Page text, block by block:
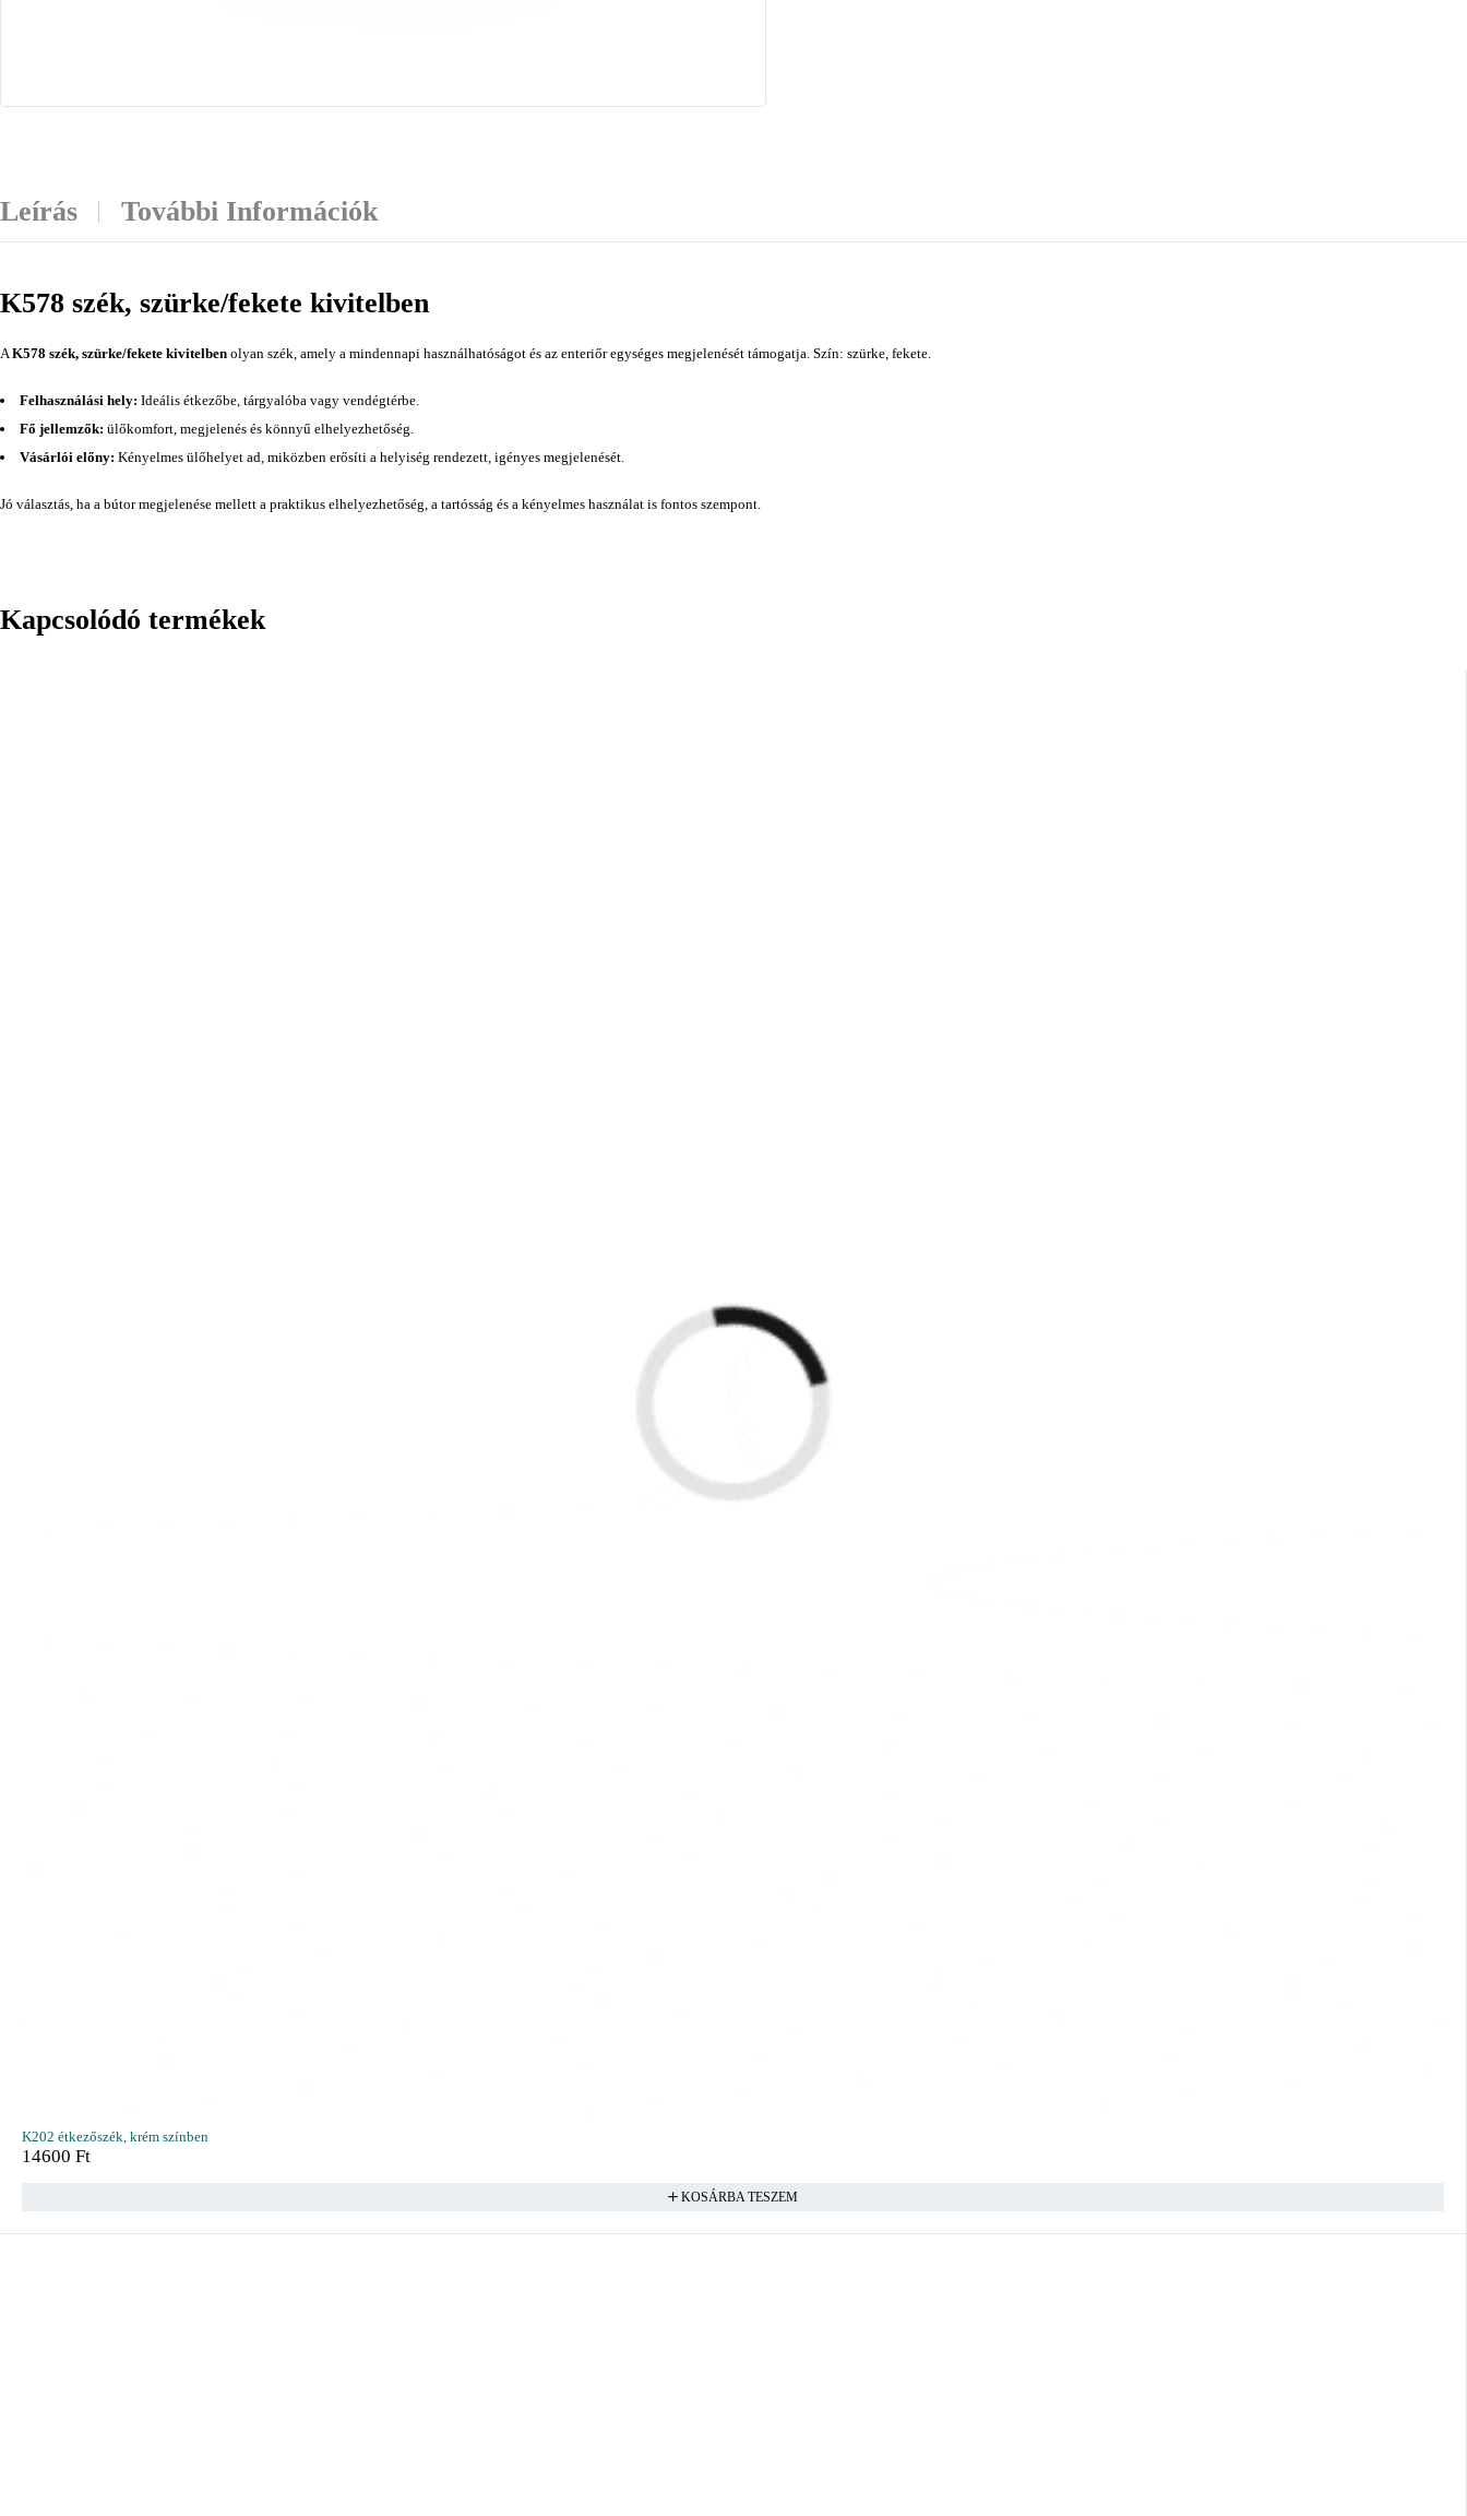
Leírás További Információk
K578 szék, szürke/fekete kivitelben
A K578 szék, szürke/fekete kivitelben olyan szék, amely a mindennapi használhatóságot és az enteriőr egységes megjelenését támogatja. Szín: szürke, fekete.
Felhasználási hely: Ideális étkezőbe, tárgyalóba vagy vendégtérbe.
Fő jellemzők: ülőkomfort, megjelenés és könnyű elhelyezhetőség.
Vásárlói előny: Kényelmes ülőhelyet ad, miközben erősíti a helyiség rendezett, igényes megjelenését.
Jó választás, ha a bútor megjelenése mellett a praktikus elhelyezhetőség, a tartósság és a kényelmes használat is fontos szempont.
Kapcsolódó termékek
K202 étkezőszék, krém színben
14600 Ft
KOSÁRBA TESZEM